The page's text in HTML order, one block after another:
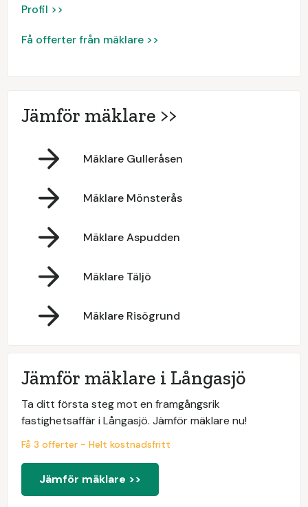
Profil >>
Få offerter från mäklare >>
Jämför mäklare >>
Mäklare Gulleråsen
Mäklare Mönsterås
Mäklare Aspudden
Mäklare Täljö
Mäklare Risögrund
Jämför mäklare i Långasjö
Ta ditt första steg mot en framgångsrik
fastighetsaffär i Långasjö. Jämför mäklare nu!
Få 3 offerter - Helt kostnadsfritt
Jämför mäklare >>